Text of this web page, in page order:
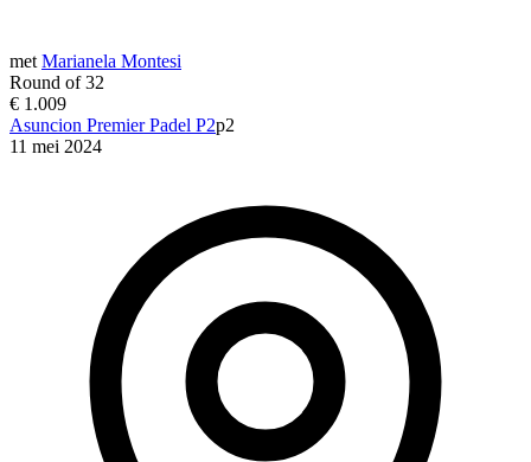
met Marianela Montesi
Round of 32
€ 1.009
Asuncion Premier Padel P2p2
11 mei 2024